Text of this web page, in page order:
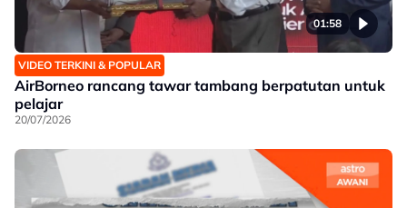
01:58
VIDEO TERKINI & POPULAR
AirBorneo rancang tawar tambang berpatutan untuk
pelajar
20/07/2026